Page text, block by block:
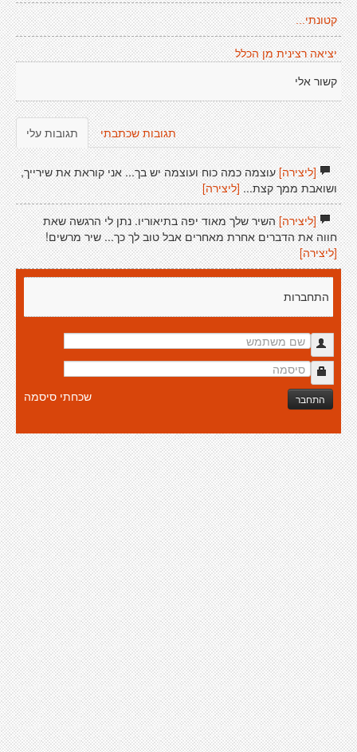
קטונתי...
יציאה רצינית מן הכלל
קשור אלי
תגובות עלי תגובות שכתבתי
[ליצירה]עוצמה כמה כוח ועוצמה יש בך... אני קוראת את שירייך,
ושואבת ממך קצת... [ליצירה]
[ליצירה]השיר שלך מאוד יפה בתיאוריו. נתן לי הרגשה שאת
חווה את הדברים אחרת מאחרים אבל טוב לך כך... שיר מרשים!
[ליצירה]
התחברות
התחבר שכחתי סיסמה